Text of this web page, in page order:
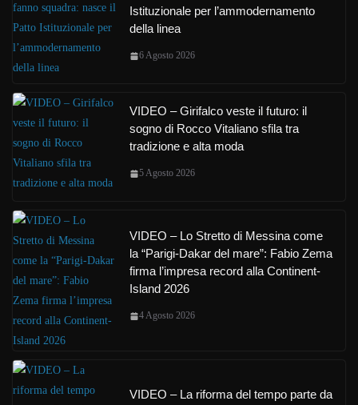
Istituzionale per l’ammodernamento
della linea
6 Agosto 2026
VIDEO – Girifalco veste il futuro: il
sogno di Rocco Vitaliano sfila tra
tradizione e alta moda
5 Agosto 2026
VIDEO – Lo Stretto di Messina come
la “Parigi-Dakar del mare”: Fabio Zema
firma l’impresa record alla Continent-
Island 2026
4 Agosto 2026
VIDEO – La riforma del tempo parte da